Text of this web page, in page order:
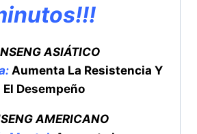
ASIÁTICO
Aumenta La Resistencia Y
El Desempeño
AMERICANO